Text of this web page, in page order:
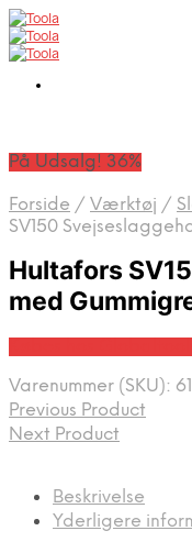
På Udsalg! 36%
Forside / Værktøj /
SV150
Hultafors
med
Varenummer (SKU):
Previous Product
Next Product
Beskrivelse
Yderligere